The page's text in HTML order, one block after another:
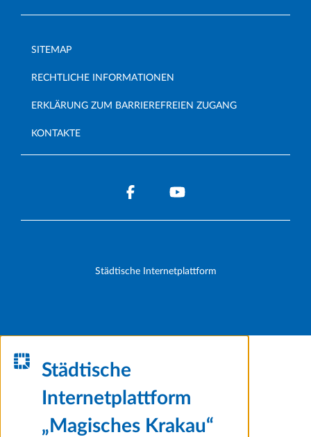
SITEMAP
RECHTLICHE INFORMATIONEN
ERKLÄRUNG ZUM BARRIEREFREIEN ZUGANG
KONTAKTE
Städtische Internetplattform
Städtische
Internetplattform
„Magisches Krakau“